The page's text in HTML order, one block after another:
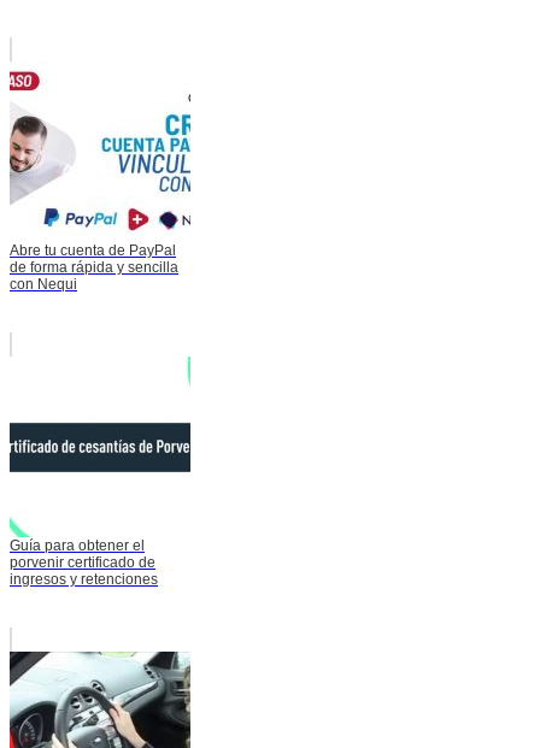
Abre tu cuenta de PayPal
de forma rápida y sencilla
con Nequi
Guía para obtener el
porvenir certificado de
ingresos y retenciones